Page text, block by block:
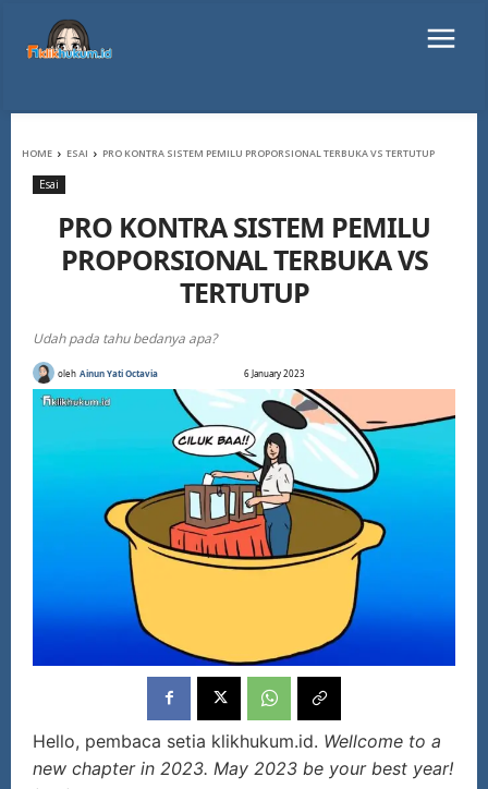
HOME ESAI PRO KONTRA SISTEM PEMILU PROPORSIONAL TERBUKA VS TERTUTUP
Esai
PRO KONTRA SISTEM PEMILU
PROPORSIONAL TERBUKA VS
TERTUTUP
Udah pada tahu bedanya apa?
oleh Ainun Yati Octavia 6 January 2023
Hello, pembaca setia klikhukum.id. Wellcome to a
new chapter in 2023. May 2023 be your best year!